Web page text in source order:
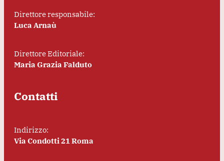
Direttore responsabile:
Luca Arnaù
Direttore Editoriale:
Maria Grazia Falduto
Contatti
Indirizzo:
Via Condotti 21 Roma